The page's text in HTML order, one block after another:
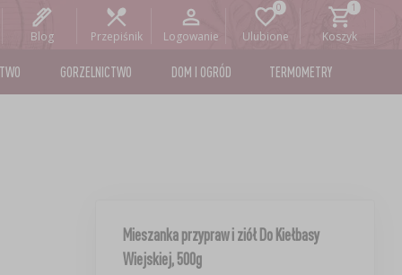
Blog Przepiśnik Logowanie Ulubione Koszyk
GORZELNICTWO DOM I OGRÓD TERMOMETRY
Mieszanka przypraw i ziół Do Kiełbasy
Wiejskiej, 500g